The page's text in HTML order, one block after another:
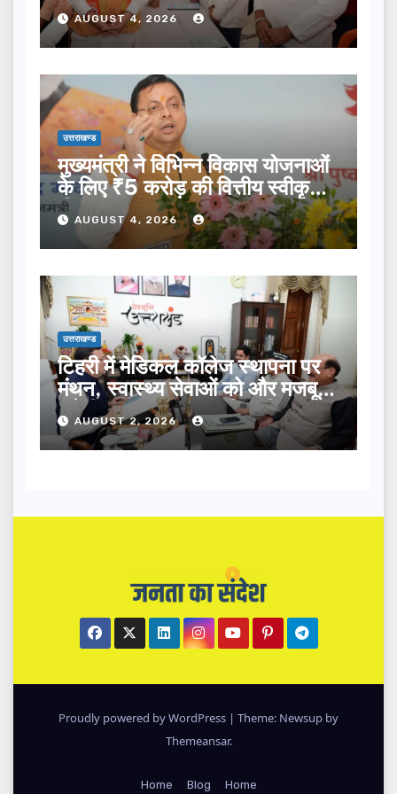
प्रक्षालन…
AUGUST 4, 2026
उत्तराखण्ड
मुख्यमंत्री ने विभिन्न विकास योजनाओं
के लिए ₹5 करोड़ की वित्तीय स्वीकृति
दी…AUGUST 4, 2026
उत्तराखण्ड
टिहरी में मेडिकल कॉलेज स्थापना पर
मंथन, स्वास्थ्य सेवाओं को और मजबूत
करेगी सरकार: मुख्यमंत्री धामी…
AUGUST 2, 2026
Proudly powered by WordPress | Theme: Newsup by
Themeansar.
Home Blog Home